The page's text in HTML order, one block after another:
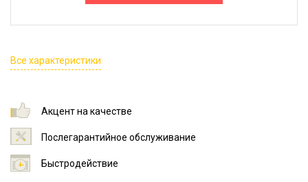
Все характеристики
Акцент на качестве
Послегарантийное обслуживание
Быстродействие